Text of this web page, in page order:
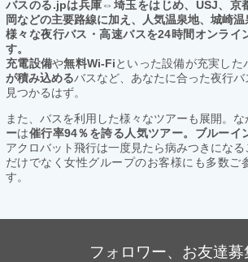
バスのる.jpは兵庫⇔埼玉をはじめ、USJ、京
岡などの主要路線に加え、人気温泉地、城崎
様々な夜行バス・高速バスを24時間オンライ
す。
充電設備や無料Wi-Fiといった設備が充実した
が積み込めるバスなど、あなたに合った夜行バ
見つかるはず。
また、バスを利用した様々なツアーも展開。な
ーは催行率94％を誇る人気ツアー。ブルーイ
アクロバット飛行は一度見たら病みつきにな
だけでなく女性グループのお客様にも多数ご
す。
フォロワー、お友達募